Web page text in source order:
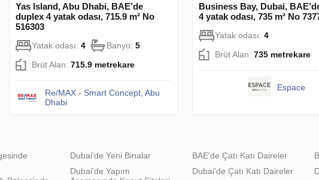
Yas Island, Abu Dhabi, BAE’de
duplex 4 yatak odası, 715.9 m² No
516303
Yatak odası: 4 Banyo: 5
Brüt Alan: 715.9 metrekare
Re/MAX - Smart Concept, Abu
Dhabi
Business Bay, Dubai,
4 yatak odası, 735 m² No
Yatak odası: 4
Brüt Alan: 735 metrekare
Espace
Dubai'de Yeni Binalar
Dubai'de Yapım
BAE'de Çatı Katı Daireler
Dubai'de Çatı Katı Daireler